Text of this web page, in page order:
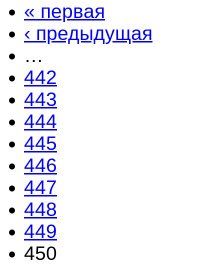
« первая
‹ предыдущая
…
442
443
444
445
446
447
448
449
450